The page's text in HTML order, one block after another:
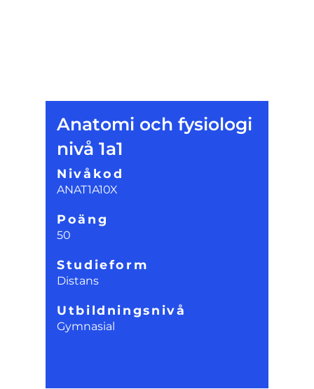
Anatomi och fysiologi
nivå 1a1
Nivåkod
ANAT1A10X
Poäng
50
Studieform
Distans
Utbildningsnivå
Gymnasial